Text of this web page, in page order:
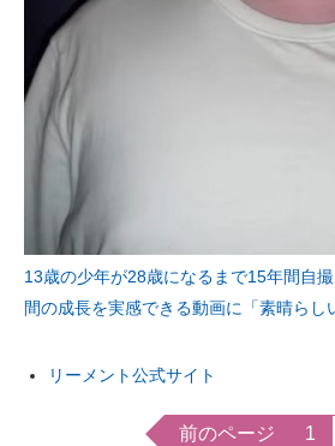
13歳の少年が28歳になるまで15年間
間の成長を実感できる動画に「素晴らし
リーメント公式サイト
前のページ 1